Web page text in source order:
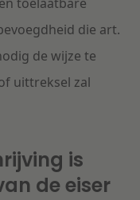
die art.
de wijze te
uittreksel zal
is
de eiser